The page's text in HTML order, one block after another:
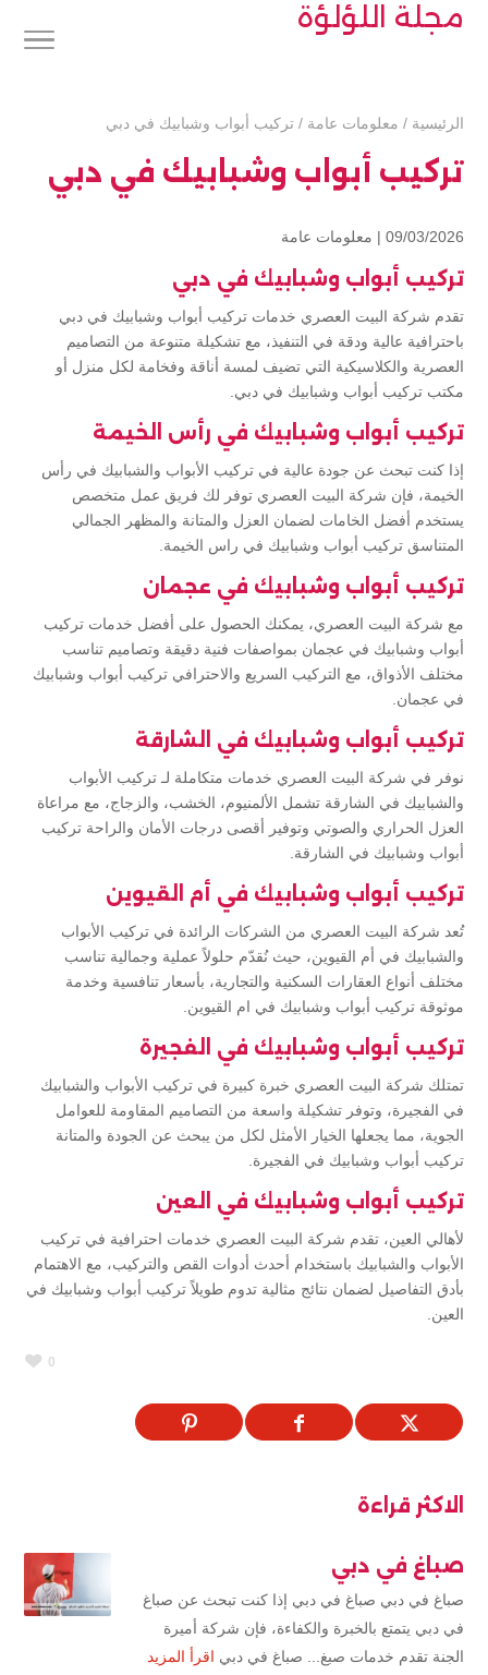
مجلة اللؤلؤة
الرئيسية / معلومات عامة / تركيب أبواب وشبابيك في دبي
تركيب أبواب وشبابيك في دبي
09/03/2026 | معلومات عامة
تركيب أبواب وشبابيك في دبي
تقدم شركة البيت العصري خدمات تركيب أبواب وشبابيك في دبي
باحترافية عالية ودقة في التنفيذ، مع تشكيلة متنوعة من التصاميم
العصرية والكلاسيكية التي تضيف لمسة أناقة وفخامة لكل منزل أو
مكتب تركيب أبواب وشبابيك في دبي.
تركيب أبواب وشبابيك في رأس الخيمة
إذا كنت تبحث عن جودة عالية في تركيب الأبواب والشبابيك في رأس
الخيمة، فإن شركة البيت العصري توفر لك فريق عمل متخصص
يستخدم أفضل الخامات لضمان العزل والمتانة والمظهر الجمالي
المتناسق تركيب أبواب وشبابيك في راس الخيمة.
تركيب أبواب وشبابيك في عجمان
مع شركة البيت العصري، يمكنك الحصول على أفضل خدمات تركيب
أبواب وشبابيك في عجمان بمواصفات فنية دقيقة وتصاميم تناسب
مختلف الأذواق، مع التركيب السريع والاحترافي تركيب أبواب وشبابيك
في عجمان.
تركيب أبواب وشبابيك في الشارقة
نوفر في شركة البيت العصري خدمات متكاملة لـ تركيب الأبواب
والشبابيك في الشارقة تشمل الألمنيوم، الخشب، والزجاج، مع مراعاة
العزل الحراري والصوتي وتوفير أقصى درجات الأمان والراحة تركيب
أبواب وشبابيك في الشارقة.
تركيب أبواب وشبابيك في أم القيوين
تُعد شركة البيت العصري من الشركات الرائدة في تركيب الأبواب
والشبابيك في أم القيوين، حيث نُقدّم حلولاً عملية وجمالية تناسب
مختلف أنواع العقارات السكنية والتجارية، بأسعار تنافسية وخدمة
موثوقة تركيب أبواب وشبابيك في ام القيوين.
تركيب أبواب وشبابيك في الفجيرة
تمتلك شركة البيت العصري خبرة كبيرة في تركيب الأبواب والشبابيك
في الفجيرة، وتوفر تشكيلة واسعة من التصاميم المقاومة للعوامل
الجوية، مما يجعلها الخيار الأمثل لكل من يبحث عن الجودة والمتانة
تركيب أبواب وشبابيك في الفجيرة.
تركيب أبواب وشبابيك في العين
لأهالي العين، تقدم شركة البيت العصري خدمات احترافية في تركيب
الأبواب والشبابيك باستخدام أحدث أدوات القص والتركيب، مع الاهتمام
بأدق التفاصيل لضمان نتائج مثالية تدوم طويلاً تركيب أبواب وشبابيك في
العين.
0
الاكثر قراءة
صباغ في دبي
صباغ في دبي صباغ في دبي إذا كنت تبحث عن صباغ
في دبي يتمتع بالخبرة والكفاءة، فإن شركة أميرة
الجنة تقدم خدمات صبغ... صباغ في دبي اقرأ المزيد